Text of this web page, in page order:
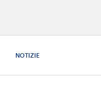
NOTIZIE